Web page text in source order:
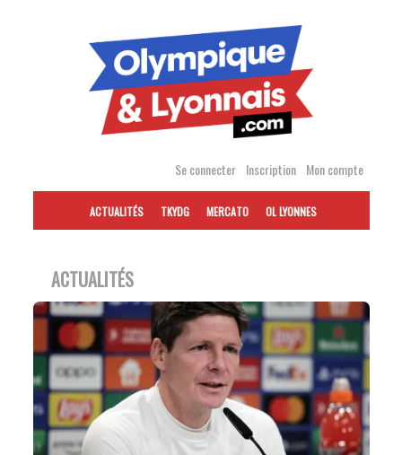
Se connecter Inscription Mon compte
ACTUALITÉS TKYDG MERCATO OL LYONNES
ACTUALITÉS